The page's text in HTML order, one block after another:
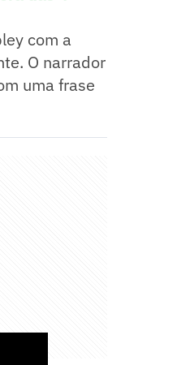
com a
O narrador
uma frase